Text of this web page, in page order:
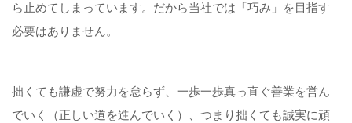
ら止めてしまっています。だから当社では「巧み」を目指す
必要はありません。
拙くても謙虚で努力を怠らず、一歩一歩真っ直ぐ善業を営ん
でいく（正しい道を進んでいく）、つまり拙くても誠実に頑